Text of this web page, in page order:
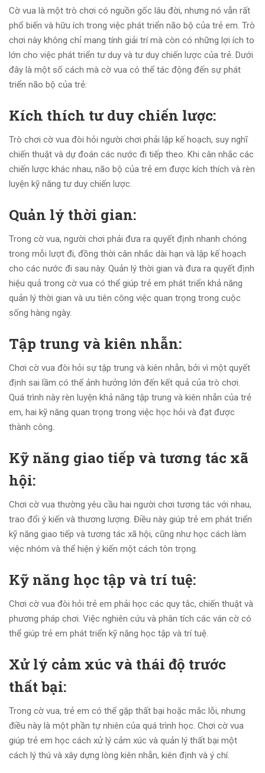
Cờ vua là một trò chơi có nguồn gốc lâu đời, nhưng nó vẫn rất
phổ biến và hữu ích trong việc phát triển não bộ của trẻ em. Trò
chơi này không chỉ mang tính giải trí mà còn có những lợi ích to
lớn cho việc phát triển tư duy và tư duy chiến lược của trẻ. Dưới
đây là một số cách mà cờ vua có thể tác động đến sự phát
triển não bộ của trẻ:
Kích thích tư duy chiến lược:
Trò chơi cờ vua đòi hỏi người chơi phải lập kế hoạch, suy nghĩ
chiến thuật và dự đoán các nước đi tiếp theo. Khi cân nhắc các
chiến lược khác nhau, não bộ của trẻ em được kích thích và rèn
luyện kỹ năng tư duy chiến lược.
Quản lý thời gian:
Trong cờ vua, người chơi phải đưa ra quyết định nhanh chóng
trong mỗi lượt đi, đồng thời cân nhắc dài hạn và lập kế hoạch
cho các nước đi sau này. Quản lý thời gian và đưa ra quyết định
hiệu quả trong cờ vua có thể giúp trẻ em phát triển khả năng
quản lý thời gian và ưu tiên công việc quan trọng trong cuộc
sống hàng ngày.
Tập trung và kiên nhẫn:
Chơi cờ vua đòi hỏi sự tập trung và kiên nhẫn, bởi vì một quyết
định sai lầm có thể ảnh hưởng lớn đến kết quả của trò chơi.
Quá trình này rèn luyện khả năng tập trung và kiên nhẫn của trẻ
em, hai kỹ năng quan trọng trong việc học hỏi và đạt được
thành công.
Kỹ năng giao tiếp và tương tác xã
hội:
Chơi cờ vua thường yêu cầu hai người chơi tương tác với nhau,
trao đổi ý kiến và thương lượng. Điều này giúp trẻ em phát triển
kỹ năng giao tiếp và tương tác xã hội, cũng như học cách làm
việc nhóm và thể hiện ý kiến một cách tôn trọng.
Kỹ năng học tập và trí tuệ:
Chơi cờ vua đòi hỏi trẻ em phải học các quy tắc, chiến thuật và
phương pháp chơi. Việc nghiên cứu và phân tích các ván cờ có
thể giúp trẻ em phát triển kỹ năng học tập và trí tuệ.
Xử lý cảm xúc và thái độ trước
thất bại:
Trong cờ vua, trẻ em có thể gặp thất bại hoặc mắc lỗi, nhưng
điều này là một phần tự nhiên của quá trình học. Chơi cờ vua
giúp trẻ em học cách xử lý cảm xúc và quản lý thất bại một
cách lý thú và xây dựng lòng kiên nhẫn, kiên định và ý chí.